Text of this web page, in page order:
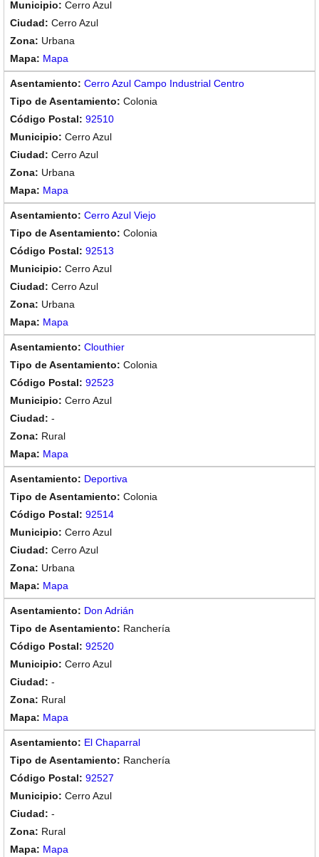
Cerro Azul
Cerro Azul
Urbana
Mapa
Cerro Azul Campo Industrial Centro
Colonia
92510
Cerro Azul
Cerro Azul
Urbana
Mapa
Cerro Azul Viejo
Colonia
92513
Cerro Azul
Cerro Azul
Urbana
Mapa
Clouthier
Colonia
92523
Cerro Azul
-
Rural
Mapa
Deportiva
Colonia
92514
Cerro Azul
Cerro Azul
Urbana
Mapa
Don Adrián
Ranchería
92520
Cerro Azul
-
Rural
Mapa
El Chaparral
Ranchería
92527
Cerro Azul
-
Rural
Mapa